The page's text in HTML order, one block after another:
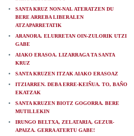
SANTA KRUZ NON-NAI. ATERATZEN DU
BERE ARREBA LIBERALEN
ATZAPARRETATIK
ARANORA. ELURRETAN OIN-ZULORIK UTZI
GABE
AIAKO ERASOA. LIZARRAGA TA SANTA
KRUZ
SANTA KRUZEN ITZAK AIAKO ERASOAZ
ITZIARREN. DEBA ERRE-KEIÑUA. TO, BAÑO
EKATZAK
SANTA KRUZEN BIOTZ GOGORRA. BERE
MUTILLEKIN
IRUNGO BELTXA, ZELATARIA, GEZUR-
APAIZA. GERRA ATERTU GABE!